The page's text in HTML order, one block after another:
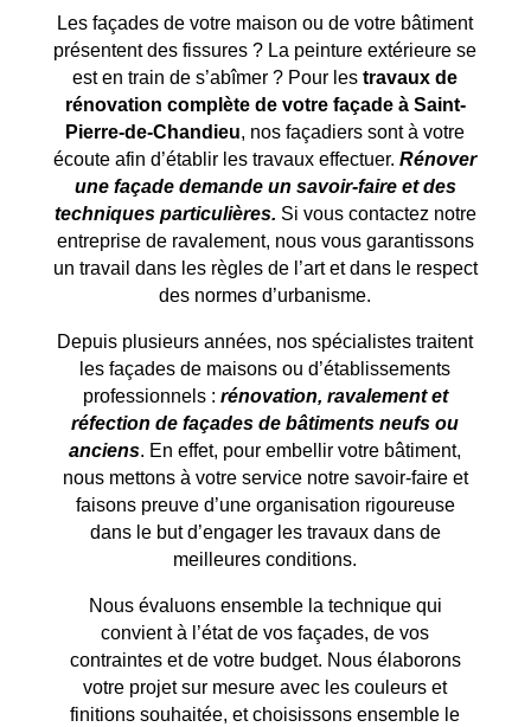
Les façades de votre maison ou de votre bâtiment
présentent des fissures ? La peinture extérieure se
est en train de s’abîmer ? Pour lestravaux de
rénovation complète de votre façade à Saint-
Pierre-de-Chandieu, nos façadiers sont à votre
écoute afin d’établir les travaux effectuer.Rénover
une façade demande un savoir-faire et des
techniques particulières. Si vous contactez notre
entreprise de ravalement, nous vous garantissons
un travail dans les règles de l’art et dans le respect
des normes d’urbanisme.
Depuis plusieurs années, nos spécialistes traitent
les façades de maisons ou d’établissements
professionnels : rénovation, ravalement et
réfection de façades de bâtiments neufs ou
anciens. En effet, pour embellir votre bâtiment,
nous mettons à votre service notre savoir-faire et
faisons preuve d’une organisation rigoureuse
dans le but d’engager les travaux dans de
meilleures conditions.
Nous évaluons ensemble la technique qui
convient à l’état de vos façades, de vos
contraintes et de votre budget. Nous élaborons
votre projet sur mesure avec les couleurs et
finitions souhaitée, et choisissons ensemble le